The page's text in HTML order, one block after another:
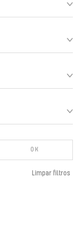
OK
Limpar filtros